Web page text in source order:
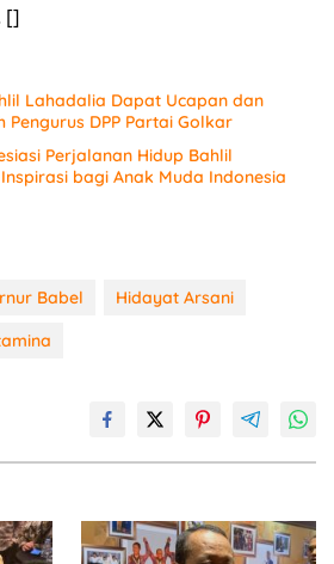
[]
Lahadalia Dapat Ucapan dan
DPP Partai Golkar
Perjalanan Hidup Bahlil
bagi Anak Muda Indonesia
Babel
Hidayat Arsani